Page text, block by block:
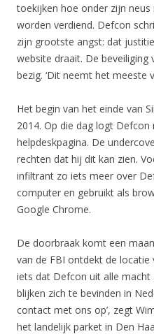
toekijken hoe onder zijn
worden verdiend. Defcon
zijn grootste angst: dat
website draait. De
bezig. ‘Dit neemt het meeste
Het begin van het einde van
2014. Op die dag logt
helpdeskpagina. De
rechten dat hij dit kan zien.
infiltrant zo iets meer over
computer en gebruikt als
Google Chrome.
De doorbraak komt een
van de FBI ontdekt de locatie
iets dat Defcon uit alle
blijken zich te bevinden in
contact met ons op’, zegt
het landelijk parket in Den